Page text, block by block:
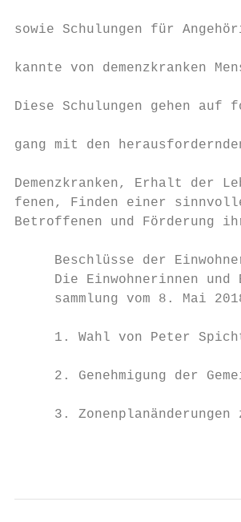
sowie Schulungen für
kannte von demenzkranken
Diese Schulungen gehen auf
gang mit den
Demenzkranken, Erhalt der
fenen, Finden einer
Betroffenen und Förderung
Beschlüsse der
Die Einwohnerinnen und
sammlung vom 8. Mai
1. Wahl von Peter
2. Genehmigung der
3. Zonenplanänderungen